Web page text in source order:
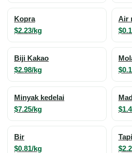
Kopra
$2.23/kg
Air
Biji Kakao
$2.98/kg
Minyak kedelai
$7.25/kg
Bir
$0.81/kg